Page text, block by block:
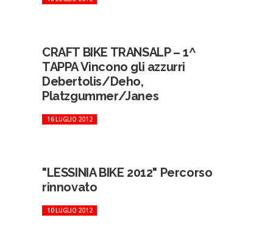
CRAFT BIKE TRANSALP – 1^
TAPPA Vincono gli azzurri
Debertolis/Deho,
Platzgummer/Janes
16 LUGLIO 2012
"LESSINIA BIKE 2012" Percorso
rinnovato
10 LUGLIO 2012